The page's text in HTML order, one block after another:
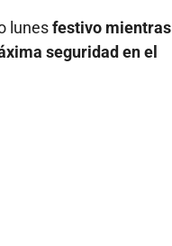
lunesfestivo mientras
seguridad en el